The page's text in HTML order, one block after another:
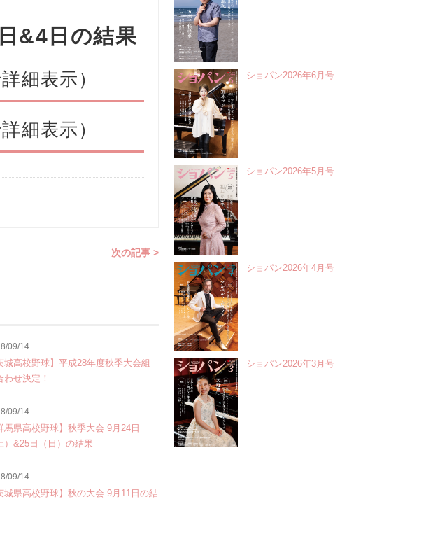
&4日の結果
細表示）
細表示）
次の記事 >
09/14
城高校野球】平成28年度秋季大会組
わせ決定！
09/14
馬県高校野球】秋季大会 9月24日
）&25日（日）の結果
09/14
城県高校野球】秋の大会 9月11日の結
ショパン2026年6月号
ショパン2026年5月号
ショパン2026年4月号
ショパン2026年3月号